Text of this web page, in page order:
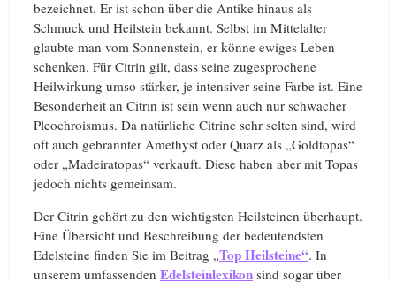
bezeichnet. Er ist schon über die Antike hinaus als
Schmuck und Heilstein bekannt. Selbst im Mittelalter
glaubte man vom Sonnenstein, er könne ewiges Leben
schenken. Für Citrin gilt, dass seine zugesprochene
Heilwirkung umso stärker, je intensiver seine Farbe ist. Eine
Besonderheit an Citrin ist sein wenn auch nur schwacher
Pleochroismus. Da natürliche Citrine sehr selten sind, wird
oft auch gebrannter Amethyst oder Quarz als „Goldtopas“
oder „Madeiratopas“ verkauft. Diese haben aber mit Topas
jedoch nichts gemeinsam.
Der Citrin gehört zu den wichtigsten Heilsteinen überhaupt.
Eine Übersicht und Beschreibung der bedeutendsten
Edelsteine finden Sie im Beitrag „Top Heilsteine“. In
unserem umfassenden Edelsteinlexikon sind sogar über